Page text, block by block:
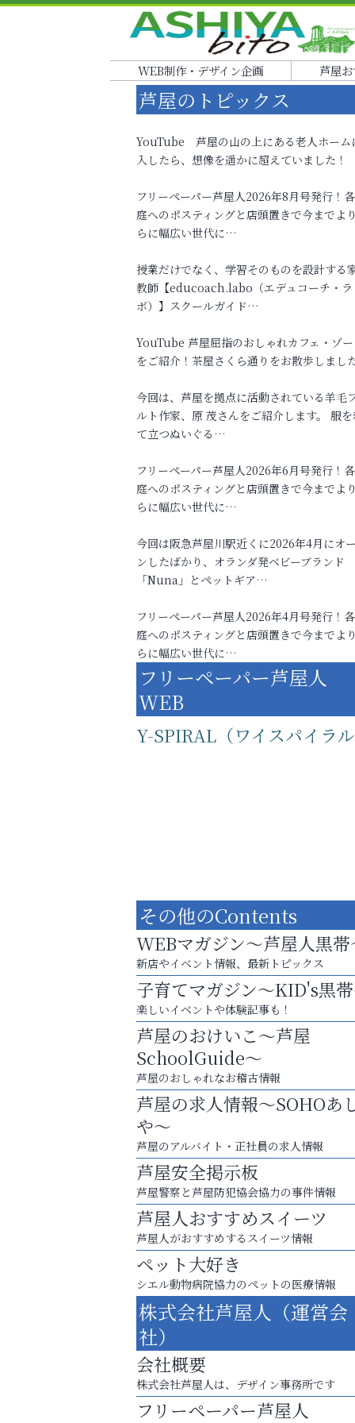
WEB制作・デザイン企画 芦屋
芦屋のトピックス
YouTube 芦屋の山の上にある老人ホーム
入したら、想像を遥かに超えていました！
フリーペーパー芦屋人2026年8月号発行！
庭へのポスティングと店頭置きで今までよ
らに幅広い世代に…
授業だけでなく、学習そのものを設計する
教師【educoach.labo（エデュコーチ・ラ
ボ）】スクールガイド…
YouTube 芦屋屈指のおしゃれカフェ・ゾ
をご紹介！茶屋さくら通りをお散歩しまし
今回は、芦屋を拠点に活動されている羊毛
ルト作家、原 茂さんをご紹介します。 服を
て立つぬいぐる…
フリーペーパー芦屋人2026年6月号発行！
庭へのポスティングと店頭置きで今までよ
らに幅広い世代に…
今回は阪急芦屋川駅近くに2026年4月にオ
ンしたばかり、オランダ発ベビーブランド
「Nuna」とペットギア…
フリーペーパー芦屋人2026年4月号発行！
庭へのポスティングと店頭置きで今までよ
らに幅広い世代に…
フリーペーパー芦屋人
WEB
Y-SPIRAL（ワイスパイラル
運動不足「動かない」を解消しませんか？
整体院エスコート・芦屋サ
ン
猫背･側弯、背骨の歪みを
整えませんか？
アクイール芦屋店
その他のContents
WEBマガジン～芦屋人黒帯
新店やイベント情報、最新トピックス
子育てマガジン～KID's黒
楽しいイベントや体験記事も！
芦屋のおけいこ～芦屋
SchoolGuide～
芦屋のおしゃれなお稽古情報
芦屋の求人情報～SOHOあ
や～
芦屋のアルバイト・正社員の求人情報
芦屋安全掲示板
芦屋警察と芦屋防犯協会協力の事件情報
芦屋人おすすめスイーツ
芦屋人がおすすめするスイーツ情報
ペット大好き
シエル動物病院協力のペットの医療情報
株式会社芦屋人（運営会
社）
会社概要
株式会社芦屋人は、デザイン事務所です
フリーペーパー芦屋人